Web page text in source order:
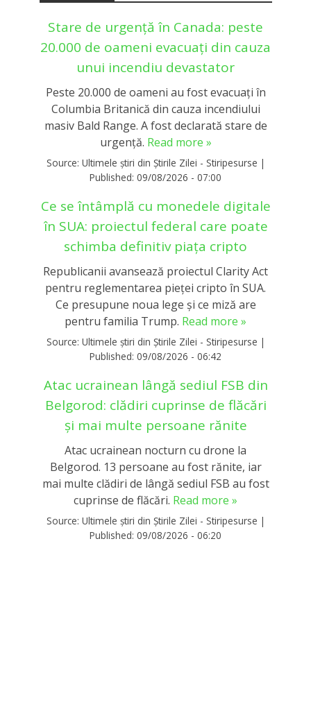
Stare de urgență în Canada: peste
20.000 de oameni evacuați din cauza
unui incendiu devastator
Peste 20.000 de oameni au fost evacuați în
Columbia Britanică din cauza incendiului
masiv Bald Range. A fost declarată stare de
urgență. Read more »
Source: Ultimele știri din Știrile Zilei - Stiripesurse |
Published: 09/08/2026 - 07:00
Ce se întâmplă cu monedele digitale
în SUA: proiectul federal care poate
schimba definitiv piața cripto
Republicanii avansează proiectul Clarity Act
pentru reglementarea pieței cripto în SUA.
Ce presupune noua lege și ce miză are
pentru familia Trump. Read more »
Source: Ultimele știri din Știrile Zilei - Stiripesurse |
Published: 09/08/2026 - 06:42
Atac ucrainean lângă sediul FSB din
Belgorod: clădiri cuprinse de flăcări
și mai multe persoane rănite
Atac ucrainean nocturn cu drone la
Belgorod. 13 persoane au fost rănite, iar
mai multe clădiri de lângă sediul FSB au fost
cuprinse de flăcări. Read more »
Source: Ultimele știri din Știrile Zilei - Stiripesurse |
Published: 09/08/2026 - 06:20